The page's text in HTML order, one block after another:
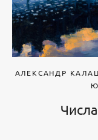
АЛЕКСАНДР